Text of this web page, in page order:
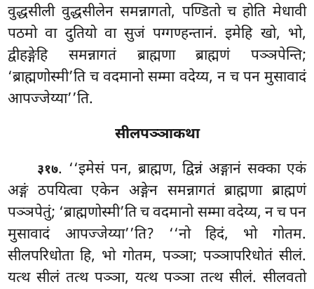
वुद्धसीली वुद्धसीलेन समन्नागतो, पण्डितो च होति मेधावी
पठमो वा दुतियो वा सुजं पग्गण्हन्तानं. इमेहि खो, भो,
द्वीहङ्गेहि समन्नागतं ब्राह्मणा ब्राह्मणं पञ्ञपेन्ति;
‘ब्राह्मणोस्मी’ति च वदमानो सम्मा वदेय्य, न च पन मुसावादं
आपज्जेय्या’’ति.
सीलपञ्ञाकथा
३१७. ‘‘इमेसं पन, ब्राह्मण, द्विन्नं अङ्गानं सक्का एकं
अङ्गं ठपयित्वा एकेन अङ्गेन समन्नागतं ब्राह्मणा ब्राह्मणं
पञ्ञपेतुं; ‘ब्राह्मणोस्मी’ति च वदमानो सम्मा वदेय्य, न च पन
मुसावादं आपज्जेय्या’’ति? ‘‘नोहिदं, भो गोतम.
सीलपरिधोता हि, भो गोतम, पञ्ञा; पञ्ञापरिधोतं सीलं.
यत्थ सीलं तत्थ पञ्ञा, यत्थ पञ्ञा तत्थ सीलं. सीलवतो